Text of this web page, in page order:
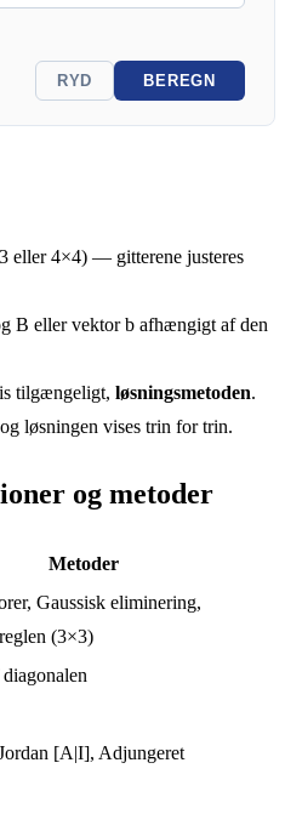
RYD BEREGN
eller 4×4) — gitterene justeres
B eller vektor b afhængigt af den
tilgængeligt, løsningsmetoden.
løsningen vises trin for trin.
og metoder
Metoder
Gaussisk eliminering,
(3×3)
[A|I], Adjungeret